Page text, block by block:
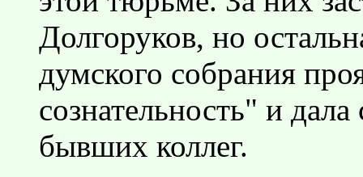
Долгоруков, но
думского собрания
сознательность" и дала
бывших коллег.